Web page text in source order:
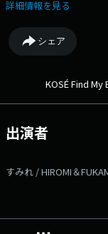
を発見し、いつも美
ログラムです。 番組
https://www.tfm.co.jp/
詳細情報を見る
シェア
KOSÉ Find My
出演者
すみれ / HIROMI＆